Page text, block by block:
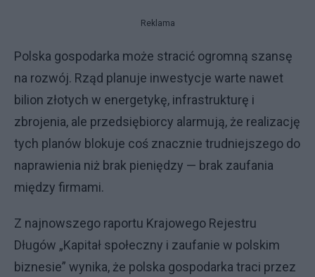
Reklama
Polska gospodarka może stracić ogromną szansę
na rozwój. Rząd planuje inwestycje warte nawet
bilion złotych w energetykę, infrastrukturę i
zbrojenia, ale przedsiębiorcy alarmują, że realizację
tych planów blokuje coś znacznie trudniejszego do
naprawienia niż brak pieniędzy — brak zaufania
między firmami.
Z najnowszego raportu Krajowego Rejestru
Długów „Kapitał społeczny i zaufanie w polskim
biznesie” wynika, że polska gospodarka traci przez